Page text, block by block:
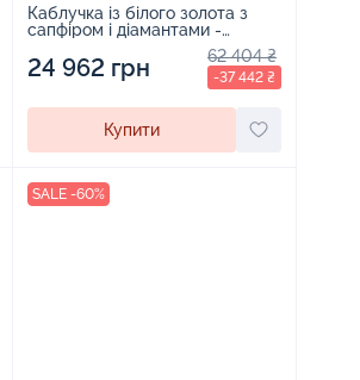
Каблучка із білого золота з
сапфіром і діамантами -
24 962 грн 62 404 ₴
-37 442 ₴
Купити
SALE -60%